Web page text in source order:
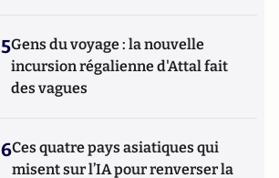
5Gens du voyage : la nouvelle
incursion régalienne d'Attal fait
des vagues
6Ces quatre pays asiatiques qui
misent sur l’IA pour renverser la